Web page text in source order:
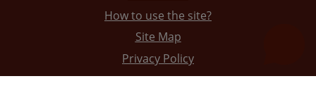
How to use the site?
Site Map
Privacy Policy